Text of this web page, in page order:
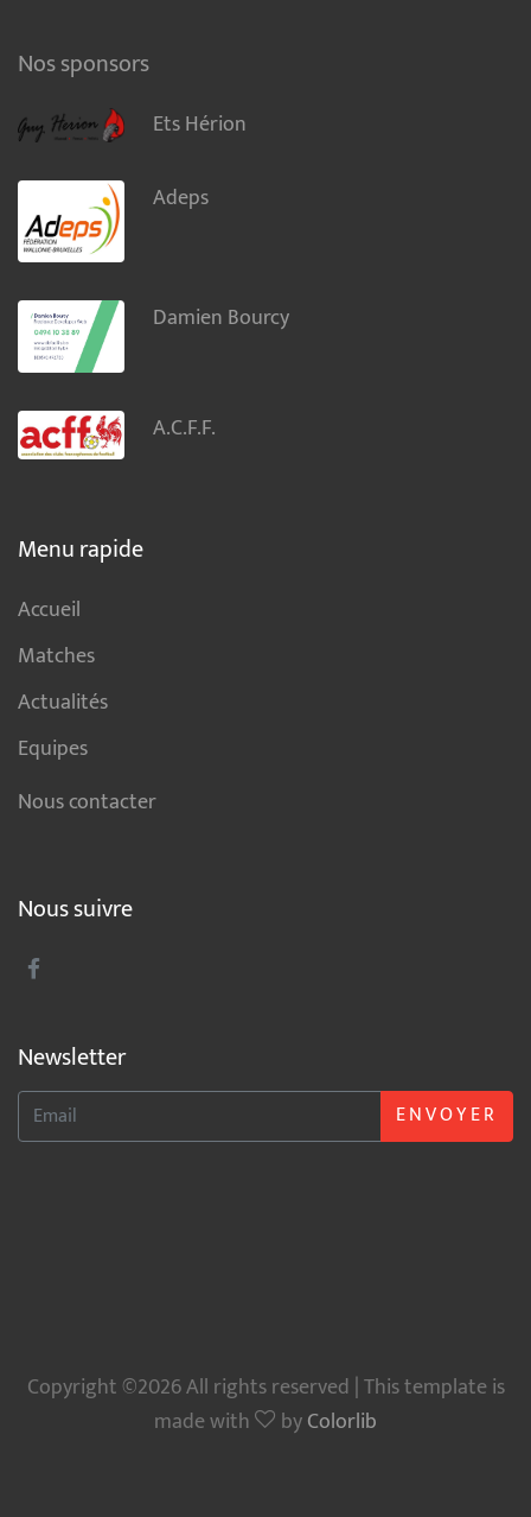
Nos sponsors
Ets Hérion
Adeps
Damien Bourcy
A.C.F.F.
Menu rapide
Accueil
Matches
Actualités
Equipes
Nous contacter
Nous suivre
Newsletter
ENVOYER
Copyright ©2026 All rights reserved | This template is
made with
byColorlib